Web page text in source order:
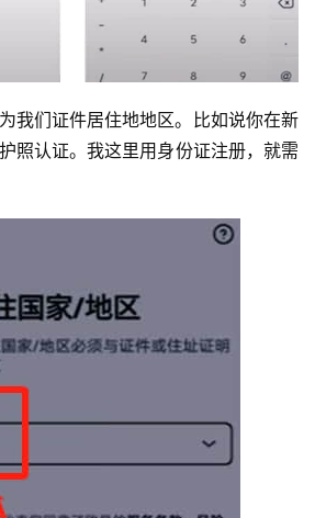
我们证件居住地地区。比如说你在新
照认证。我这里用身份证注册，就需